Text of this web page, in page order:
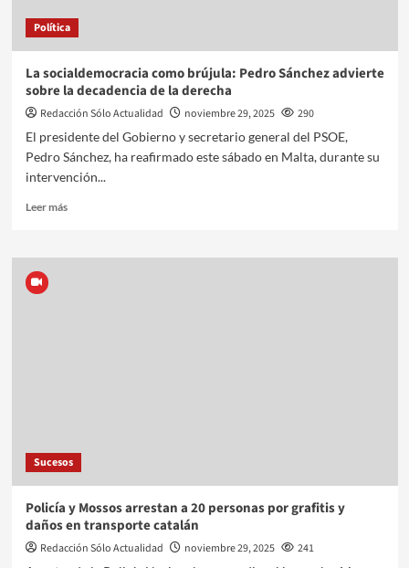
Política
La socialdemocracia como brújula: Pedro Sánchez advierte
sobre la decadencia de la derecha
Redacción Sólo Actualidad noviembre 29, 2025
290
El presidente del Gobierno y secretario general del PSOE,
Pedro Sánchez, ha reafirmado este sábado en Malta, durante su
intervención...
Leer más
Sucesos
Policía y Mossos arrestan a 20 personas por grafitis y
daños en transporte catalán
Redacción Sólo Actualidad noviembre 29, 2025
241